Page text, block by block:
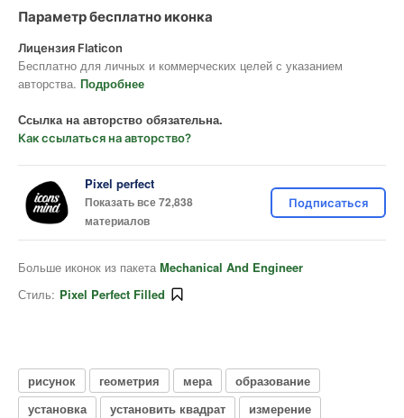
Параметр бесплатно иконка
Лицензия Flaticon
Бесплатно для личных и коммерческих целей с указанием
авторства. Подробнее
Ссылка на авторство обязательна.
Как ссылаться на авторство?
Pixel perfect
Показать все 72,838
материалов
Подписаться
Больше иконок из пакета Mechanical And Engineer
Стиль: Pixel Perfect Filled
рисунок геометрия мера
образование
установка
установить квадрат
измерение